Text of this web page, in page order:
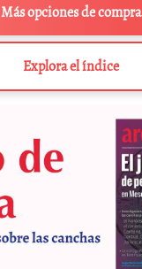
Más opciones de compra
Explora el índice